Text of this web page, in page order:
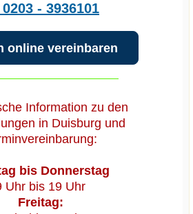
- 3936101
online vereinbaren
Information zu den
in Duisburg und
bis Donnerstag
Uhr bis 19 Uhr
Freitag: